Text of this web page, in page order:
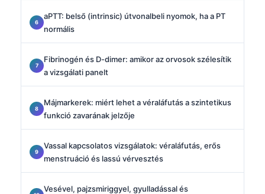
aPTT: belső (intrinsic) útvonalbeli nyomok, ha a PT
normális
Fibrinogén és D-dimer: amikor az orvosok szélesítik
a vizsgálati panelt
Májmarkerek: miért lehet a véraláfutás a szintetikus
funkció zavarának jelzője
Vassal kapcsolatos vizsgálatok: véraláfutás, erős
menstruáció és lassú vérvesztés
Vesével, pajzsmiriggyel, gyulladással és